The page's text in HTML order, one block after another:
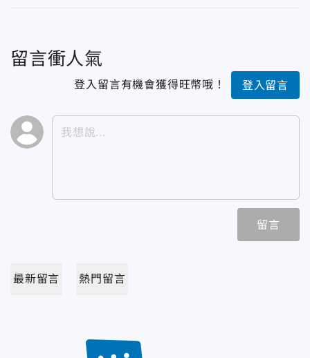
留言衝人氣
登入留言有機會獲得旺幣哦！ 登入留言
留言
最新留言 熱門留言